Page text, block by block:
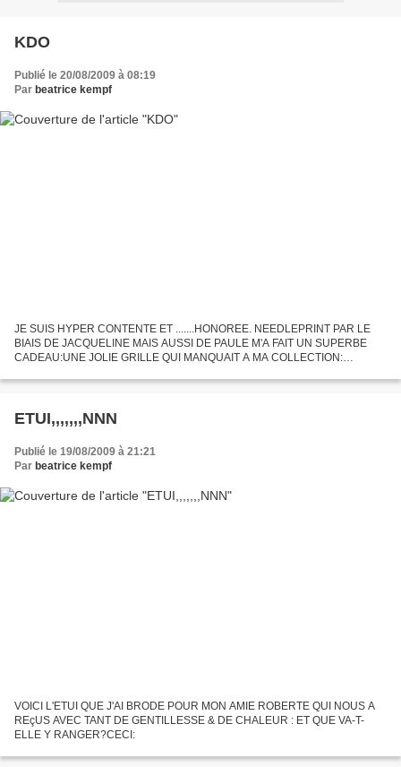
KDO
Publié le 20/08/2009 à 08:19
Par beatrice kempf
JE SUIS HYPER CONTENTE ET .......HONOREE. NEEDLEPRINT PAR LE
BIAIS DE JACQUELINE MAIS AUSSI DE PAULE M'A FAIT UN SUPERBE
CADEAU:UNE JOLIE GRILLE QUI MANQUAIT A MA COLLECTION:
QU'ARZON Y FUT POUR BEAUCOUP(...
ETUI,,,,,,,NNN
Publié le 19/08/2009 à 21:21
Par beatrice kempf
VOICI L'ETUI QUE J'AI BRODE POUR MON AMIE ROBERTE QUI NOUS A
REçUS AVEC TANT DE GENTILLESSE & DE CHALEUR : ET QUE VA-T-
ELLE Y RANGER?CECI: